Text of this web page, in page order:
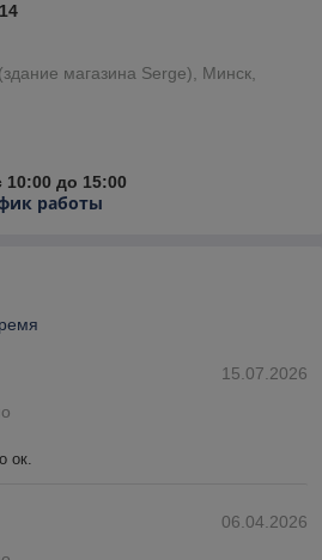
магазина Serge), Минск,
10:00 до 15:00
работы
15.07.2026
ок.
06.04.2026